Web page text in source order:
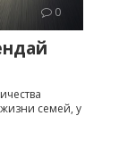
0
семей, у